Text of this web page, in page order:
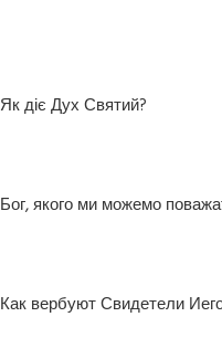
Як діє Дух Святий?
Бог, якого ми можемо
Как вербуют Свидетели